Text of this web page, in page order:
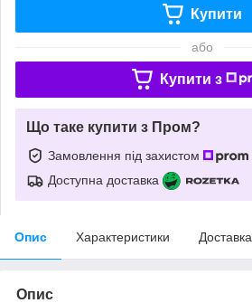
Купити
або
Купити з
Що таке купити з Пром?
Замовлення під захистом
Доступна доставка
Опис Характеристики Доставка
Опис